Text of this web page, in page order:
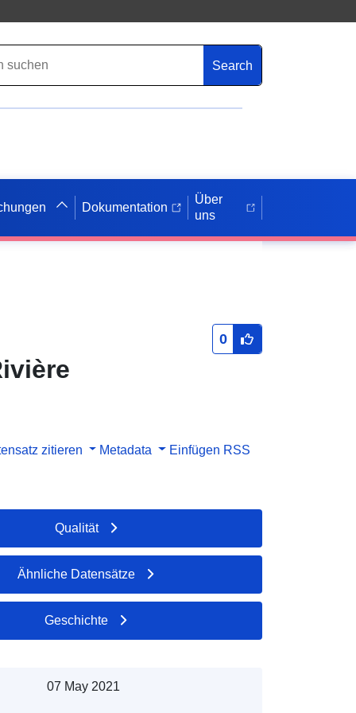
Search
Dokumentation
Über
uns
0
zitieren Metadata Einfügen RSS
Qualität
Ähnliche Datensätze
Geschichte
07 May 2021